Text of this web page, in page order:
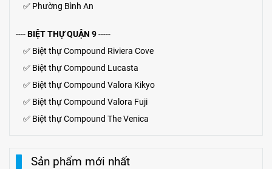
✅ Phường Bình An
----BIỆT THỰ QUẬN 9-----
✅ Biệt thự Compound Riviera Cove
✅ Biệt thựCompound Lucasta
✅ Biệt thựCompound Valora Kikyo
✅ Biệt thự Compound Valora Fuji
✅ Biệt thự Compound The Venica
Sản phẩm mới nhất